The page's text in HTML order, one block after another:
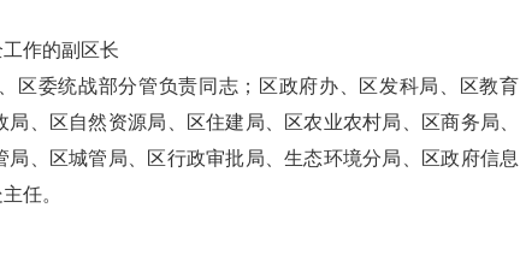
作的副区长
区委统战部分管负责同志；区政府办、区发科局、区教育
、区自然资源局、区住建局、区农业农村局、区商务局、
、区城管局、区行政审批局、生态环境分局、区政府信息
任。